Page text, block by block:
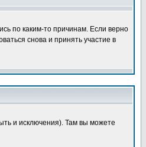
по каким-то причинам. Если верно
снова и принять участие в
и исключения). Там вы можете